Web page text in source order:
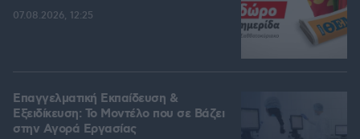
07.08.2026, 12:25
Επαγγελματική Εκπαίδευση &
Εξειδίκευση: Το Mοντέλο που σε Bάζει
στην Aγορά Eργασίας